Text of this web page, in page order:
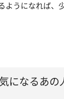
ようになれば、
になるあ